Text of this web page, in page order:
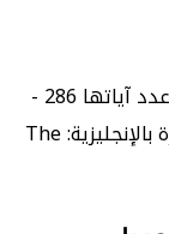
| سورة البقرة | Baqarah - عدد آياتها 286 -
رقم السورة في المصحف: 2 - معنى السورة بالإنجليزية: The